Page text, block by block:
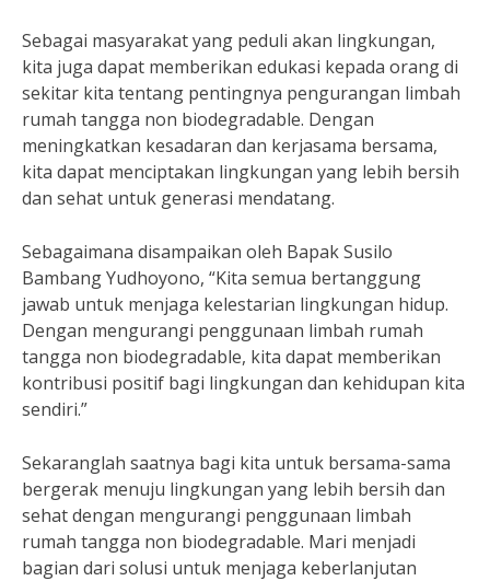
Sebagai masyarakat yang peduli akan lingkungan,
kita juga dapat memberikan edukasi kepada orang di
sekitar kita tentang pentingnya pengurangan limbah
rumah tangga non biodegradable. Dengan
meningkatkan kesadaran dan kerjasama bersama,
kita dapat menciptakan lingkungan yang lebih bersih
dan sehat untuk generasi mendatang.
Sebagaimana disampaikan oleh Bapak Susilo
Bambang Yudhoyono, “Kita semua bertanggung
jawab untuk menjaga kelestarian lingkungan hidup.
Dengan mengurangi penggunaan limbah rumah
tangga non biodegradable, kita dapat memberikan
kontribusi positif bagi lingkungan dan kehidupan kita
sendiri.”
Sekaranglah saatnya bagi kita untuk bersama-sama
bergerak menuju lingkungan yang lebih bersih dan
sehat dengan mengurangi penggunaan limbah
rumah tangga non biodegradable. Mari menjadi
bagian dari solusi untuk menjaga keberlanjutan